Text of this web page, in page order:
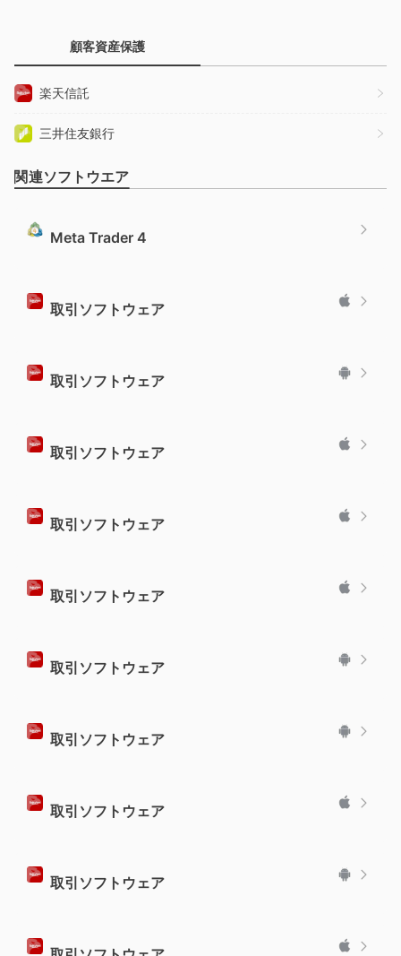
顧客資産保護
楽天信託
三井住友銀行
関連ソフトウエア
Meta Trader 4
取引ソフトウェア
取引ソフトウェア
取引ソフトウェア
取引ソフトウェア
取引ソフトウェア
取引ソフトウェア
取引ソフトウェア
取引ソフトウェア
取引ソフトウェア